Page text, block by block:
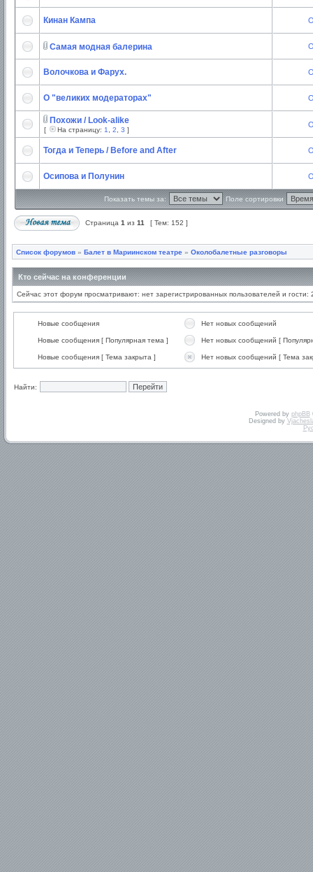
Кинан Кампа
Самая модная балерина
Волочкова и Фарух.
О "великих модераторах"
Похожи / Look-alike
[ На страницу: 1 2 3 ]
Тогда и Теперь / Before and After
Осипова и Полунин
Показать темы за: Поле сортировки
Страница 1 из 11 [ Тем: 152 ]
Список форумов » Балет в Мариинском театре » Околобалетные разговоры
Кто сейчас на конференции
Сейчас этот форум просматривают: нет зарегистрированных пользователей и гости:
Новые сообщения Нет новых сообщений
Новые сообщения [ Популярная тема ] Нет новых сообщений [
Новые сообщения [ Тема закрыта ] Нет новых сообщений [ Тема
Найти:
Powered by phpBB
Designed by